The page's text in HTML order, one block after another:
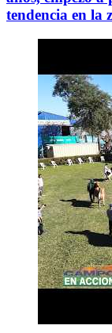
tendencia en la